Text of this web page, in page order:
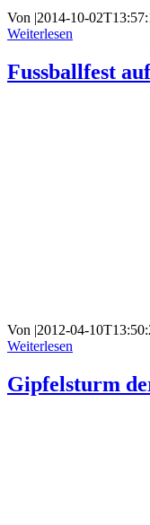
Von |2014-10-
Weiterlesen
Fussballfest
Von |2012-04-
Weiterlesen
Gipfelsturm